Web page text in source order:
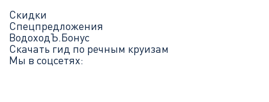
Скидки
Спецпредложения
ВодоходЪ.Бонус
Скачать гид по речным круизам
Мы в соцсетях: